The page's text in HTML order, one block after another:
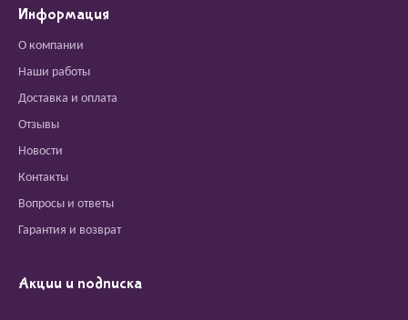
Информация
О компании
Наши работы
Доставка и оплата
Отзывы
Новости
Контакты
Вопросы и ответы
Гарантия и возврат
Акции и подписка